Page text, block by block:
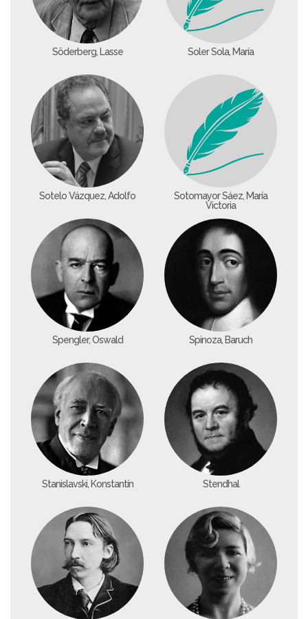
Söderberg, Lasse Soler Sola, María
Sotelo Vázquez, Adolfo
Sotomayor Sáez, María
Victoria
Spengler, Oswald Spinoza, Baruch
Stanislavski, Konstantín Stendhal